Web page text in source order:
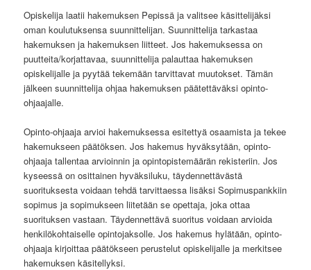
Opiskelija laatii hakemuksen Pepissä ja valitsee käsittelijäksi
oman koulutuksensa suunnittelijan. Suunnittelija tarkastaa
hakemuksen ja hakemuksen liitteet. Jos hakemuksessa on
puutteita/korjattavaa, suunnittelija palauttaa hakemuksen
opiskelijalle ja pyytää tekemään tarvittavat muutokset. Tämän
jälkeen suunnittelija ohjaa hakemuksen päätettäväksi opinto-
ohjaajalle.
Opinto-ohjaaja arvioi hakemuksessa esitettyä osaamista ja tekee
hakemukseen päätöksen. Jos hakemus hyväksytään, opinto-
ohjaaja tallentaa arvioinnin ja opintopistemäärän rekisteriin. Jos
kyseessä on osittainen hyväksiluku, täydennettävästä
suorituksesta voidaan tehdä tarvittaessa lisäksi Sopimuspankkiin
sopimus ja sopimukseen liitetään se opettaja, joka ottaa
suorituksen vastaan. Täydennettävä suoritus voidaan arvioida
henkilökohtaiselle opintojaksolle. Jos hakemus hylätään, opinto-
ohjaaja kirjoittaa päätökseen perustelut opiskelijalle ja merkitsee
hakemuksen käsitellyksi.